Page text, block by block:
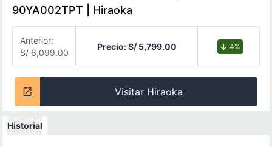
90YA002TPT | Hiraoka
Anterior:
S/ 6,099.00
Precio:S/ 5,799.00 4%
Visitar Hiraoka
Historial